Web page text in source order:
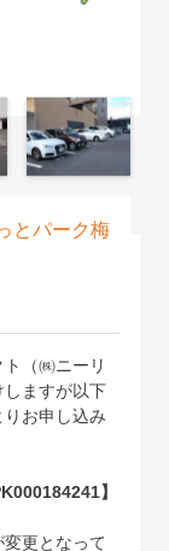
とパーク梅
（㈱ニーリ
ますが以下
お申し込み
】
更となって